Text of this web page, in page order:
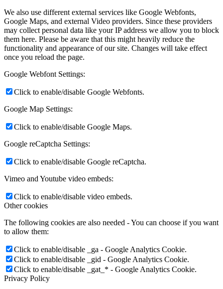
We also use different external services like Google Webfonts,
Google Maps, and external Video providers. Since these providers
may collect personal data like your IP address we allow you to block
them here. Please be aware that this might heavily reduce the
functionality and appearance of our site. Changes will take effect
once you reload the page.
Google Webfont Settings:
Click to enable/disable Google Webfonts.
Google Map Settings:
Click to enable/disable Google Maps.
Google reCaptcha Settings:
Click to enable/disable Google reCaptcha.
Vimeo and Youtube video embeds:
Click to enable/disable video embeds.
Other cookies
The following cookies are also needed - You can choose if you want
to allow them:
Click to enable/disable _ga - Google Analytics Cookie.
Click to enable/disable _gid - Google Analytics Cookie.
Click to enable/disable _gat_* - Google Analytics Cookie.
Privacy Policy